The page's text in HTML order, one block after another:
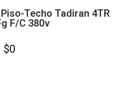
Techo Tadiran 4TR
F/C 380v
$0